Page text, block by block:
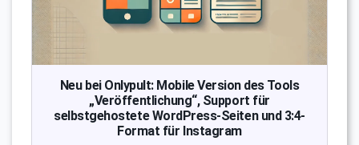
Neu bei Onlypult: Mobile Version des Tools
„Veröffentlichung“, Support für
selbstgehostete WordPress-Seiten und 3:4-
Format für Instagram